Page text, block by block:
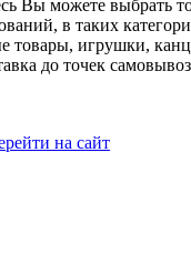
Вы можете выбрать
в таких
товары, игрушки,
до точек
на сайт